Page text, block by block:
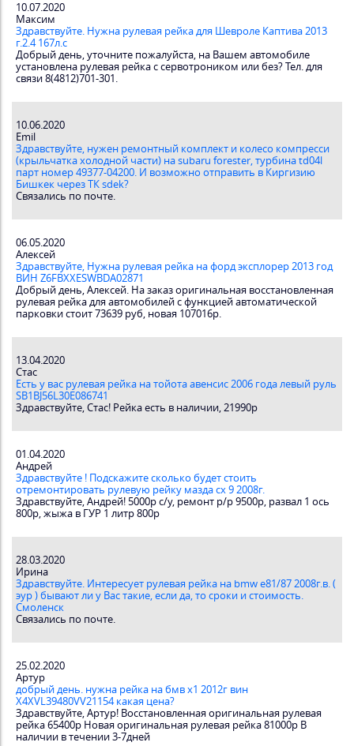
10.07.2020
Максим
Здравствуйте. Нужна рулевая рейка для Шевроле Каптива 2013
г.2.4 167л.с
Добрый день, уточните пожалуйста, на Вашем автомобиле
установлена рулевая рейка с сервотроником или без? Тел. для
связи 8(4812)701-301.
10.06.2020
Emil
Здравствуйте, нужен ремонтный комплект и колесо компресси
(крыльчатка холодной части) на subaru forester, турбина td04l
парт номер 49377-04200. И возможно отправить в Киргизию
Бишкек через ТК sdek?
Связались по почте.
06.05.2020
Алексей
Здравствуйте, Нужна рулевая рейка на форд эксплорер 2013 год
ВИН Z6FBXXESWBDA02871
Добрый день, Алексей. На заказ оригинальная восстановленная
рулевая рейка для автомобилей с функцией автоматической
парковки стоит 73639 руб, новая 107016р.
13.04.2020
Стас
Есть у вас рулевая рейка на тойота авенсис 2006 года левый руль
SB1BJ56L30E086741
Здравствуйте, Стас! Рейка есть в наличии, 21990р
01.04.2020
Андрей
Здравствуйте ! Подскажите сколько будет стоить
отремонтировать рулевую рейку мазда сх 9 2008г.
Здравствуйте, Андрей! 5000р с/у, ремонт р/р 9500р, развал 1 ось
800р, жыжа в ГУР 1 литр 800р
28.03.2020
Ирина
Здравствуйте. Интересует рулевая рейка на bmw e81/87 2008г.в. (
эур ) бывают ли у Вас такие, если да, то сроки и стоимость.
Смоленск
Связались по почте.
25.02.2020
Артур
добрый день. нужна рейка на бмв х1 2012г вин
X4XVL39480VV21154 какая цена?
Здравствуйте, Артур! Восстановленная оригинальная рулевая
рейка 65400р Новая оригинальная рулевая рейка 81000р В
наличии в течении 3-7дней